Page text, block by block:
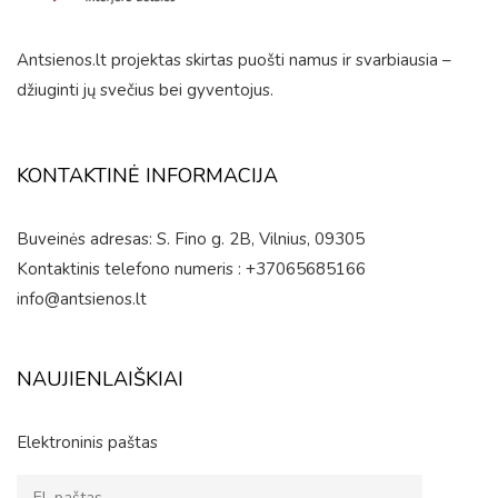
Antsienos.lt projektas skirtas puošti namus ir svarbiausia –
džiuginti jų svečius bei gyventojus.
KONTAKTINĖ INFORMACIJA
Buveinės adresas: S. Fino g. 2B, Vilnius, 09305
Kontaktinis telefono numeris : +37065685166
info@antsienos.lt
NAUJIENLAIŠKIAI
Elektroninis paštas